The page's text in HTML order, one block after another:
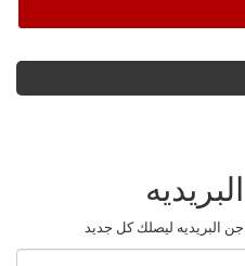
البريديه ليصلك كل جديد